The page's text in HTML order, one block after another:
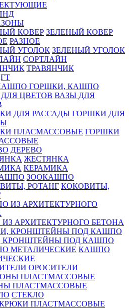
ЗЕЛЕНЫЙ КОВЕР
РАЗНОЕ
ЗЕЛЕНЫЙ УГОЛОК
СОРТЛАЙН
ТРАВЯНЧИК
ГОРШКИ, КАШПО
ВАЗЫ ДЛЯ
ГОРШКИ ДЛЯ
ГОРШКИ
ДЕРЕВО
ЖЕСТЯНКА
КЕРАМИКА
ЗООКАШПО
КОКОВИТЫ,
АРХИТЕКТУРНОГО БЕТОНА
КРОНШТЕЙНЫ ПОД КАШПО
КАШПО
ОРОСИТЕЛИ
ПЛАСТМАССОВЫЕ
СТЕКЛО